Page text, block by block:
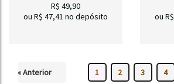
R$ 49,90
ou R$ 47,41 no depósito
ou R$
« Anterior 1 2 3 4